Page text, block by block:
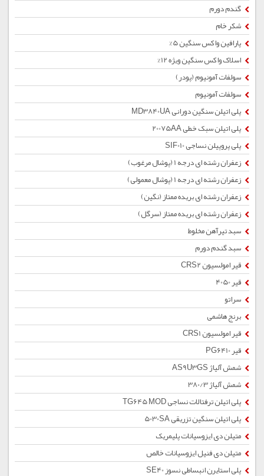
گندم دورم
شکر خام
پارافین واکس سنگین 5%
اسلاک واکس سنگین ویژه 12%
سولفات آمونیوم (پودر)
سولفات آمونیوم
پلی اتیلن سنگین دورانی MD3840UA
پلی اتیلن سبک خطی 20075AA
پلی پروپیلن نساجی SIF010
زعفران رشته ای درجه 1 (پوشال مرغوب)
زعفران رشته ای درجه 1 (پوشال معمولی)
زعفران رشته ای بریده ممتاز (نگین)
زعفران رشته ای بریده ممتاز (سرگل)
سبد تیرآهن مخلوط
سبد گندم دورم
قیر امولسیون CRS2
قیر 4050
سراتو
برنج هاشمی
قیر امولسیون CRS1
قیر PG6410
شمش آلیاژ AS9U3GS
شمش آلیاژ 380/3
پلی اتیلن ترفتالات نساجی TG645 MOD
پلی اتیلن سنگین تزریقی 5030SA
متیلن دی ایزوسیانات پلیمریک
متیلن دی فنیل ایزوسیانات خالص
پلی استایرن انبساطی نسوز SE40